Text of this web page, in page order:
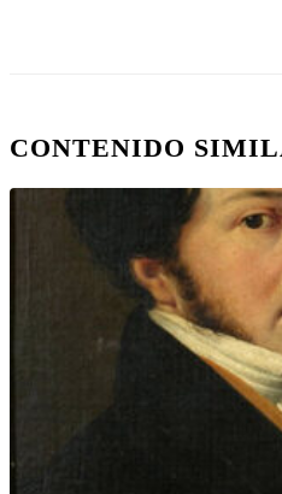
CONTENIDO